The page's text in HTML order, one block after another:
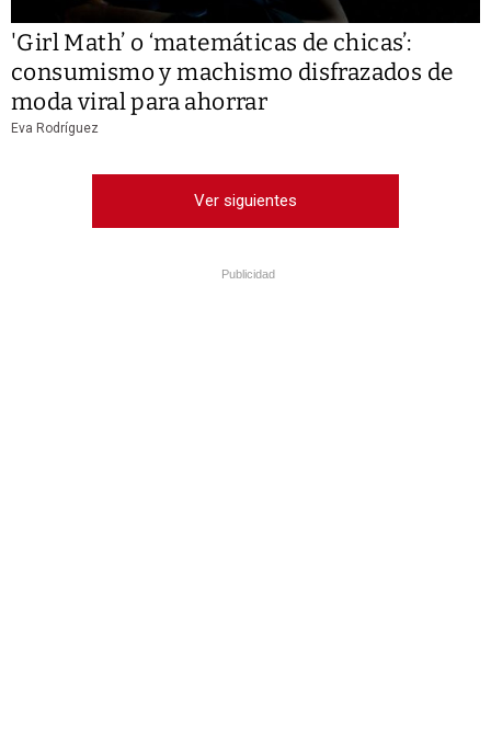
'Girl Math’ o ‘matemáticas de chicas’:
consumismo y machismo disfrazados de
moda viral para ahorrar
Eva Rodríguez
Ver siguientes
Publicidad